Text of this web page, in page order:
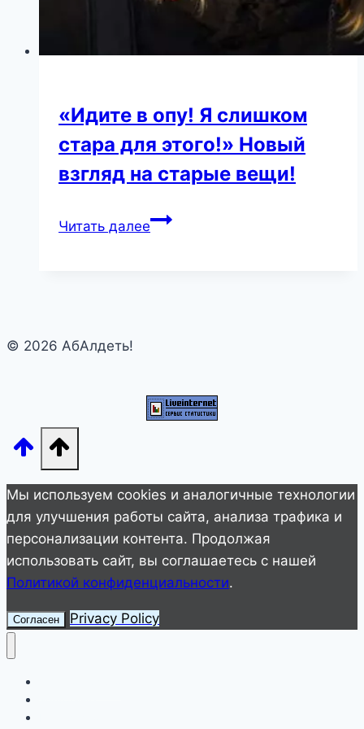
«Идите в опу! Я слишком
стара для этого!» Новый
взгляд на старые вещи!
Читать далее«Идите
Новый
взгляд
вещи!
© 2026 АбАлдеть!
Мы используем cookies и аналогичные технологии
для улучшения работы сайта, анализа трафика и
персонализации контента. Продолжая
использовать сайт, вы соглашаетесь с нашей
Политикой конфиденциальности.
Согласен Privacy Policy